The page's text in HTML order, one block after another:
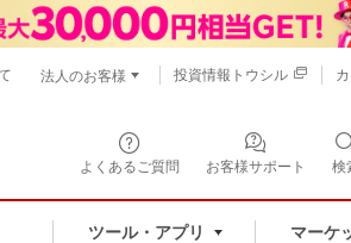
よくあるご質問 お客様サポート 検
ツール・アプリ マーケ
法人のお客様 投資情報トウシル